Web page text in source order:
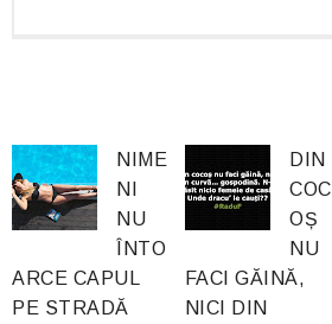
NIME
NI
NU
ÎNTO
ARCE CAPUL
PE STRADĂ
DIN
COC
OȘ
NU
FACI GĂINĂ,
NICI DIN